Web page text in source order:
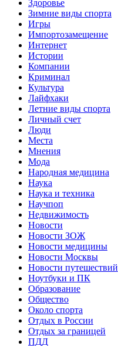
Здоровье
Зимние виды спорта
Игры
Импортозамещение
Интернет
Истории
Компании
Криминал
Культура
Лайфхаки
Летние виды спорта
Личный счет
Люди
Места
Мнения
Мода
Народная медицина
Наука
Наука и техника
Научпоп
Недвижимость
Новости
Новости ЗОЖ
Новости медицины
Новости Москвы
Новости путешествий
Ноутбуки и ПК
Образование
Общество
Около спорта
Отдых в России
Отдых за границей
ПДД